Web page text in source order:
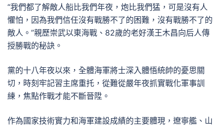
“我們都了解敵人船比我們年夜，炮比我們猛，可是沒有人
懼怕，因為我們信任沒有戰勝不了的困難，沒有戰勝不了的
敵人。”親歷崇武以東海戰、82歲的老好漢王木昌向后人傳
授勝戰的秘訣。
黨的十八年夜以來，全體海軍將士深入體悟統帥的憂思關
切，時刻牢記習主席重托，從難從嚴年夜抓實戰化軍事訓
練，焦點作戰才能不斷晉陞。
作為國家技術實力和海軍建設成績的主要體現，遼寧艦、山